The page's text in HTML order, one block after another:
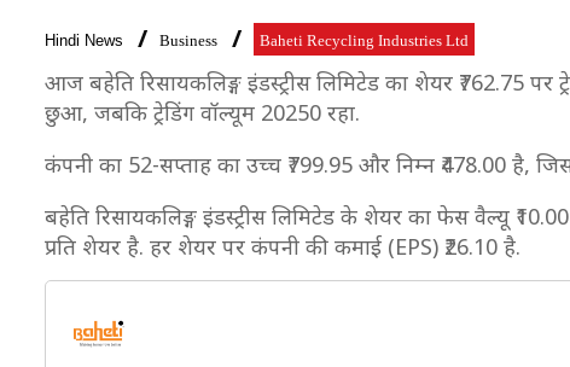
Hindi News Business Baheti Recycling Industries Ltd
आज बहेति रिसायकलिङ्ग इंडस्ट्रीस लिमिटेड का शेयर ₹762.75
छुआ, जबकि ट्रेडिंग वॉल्यूम 20250 रहा.
कंपनी का 52-सप्ताह का उच्च ₹799.95 और निम्न ₹478.00 है,
बहेति रिसायकलिङ्ग इंडस्ट्रीस लिमिटेड के शेयर का फेस वैल्यू
प्रति शेयर है. हर शेयर पर कंपनी की कमाई (EPS) ₹26.10 है.